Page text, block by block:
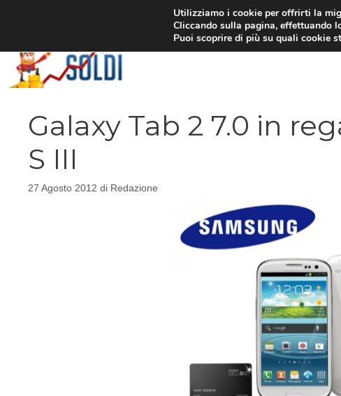
Galaxy Tab 2 7.0 in
S III
27 Agosto 2012 di Redazione
Utilizziamo i cookie per offrirti la
Cliccando sulla pagina, effettuando
Puoi scoprire di più su quali cookie